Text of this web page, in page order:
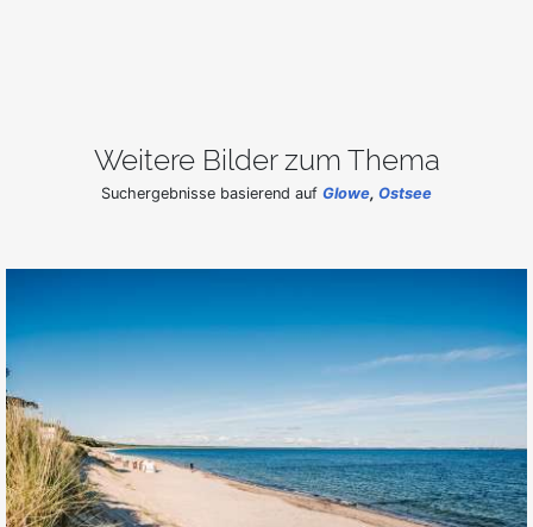
Weitere Bilder zum Thema
Suchergebnisse basierend auf Glowe, Ostsee